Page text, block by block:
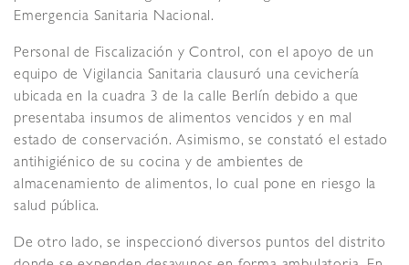
Emergencia Sanitaria Nacional.
Personal de Fiscalización y Control, con el apoyo de un
equipo de Vigilancia Sanitaria clausuró una cevichería
ubicada en la cuadra 3 de la calle Berlín debido a que
presentaba insumos de alimentos vencidos y en mal
estado de conservación. Asimismo, se constató el estado
antihigiénico de su cocina y de ambientes de
almacenamiento de alimentos, lo cual pone en riesgo la
salud pública.
De otro lado, se inspeccionó diversos puntos del distrito